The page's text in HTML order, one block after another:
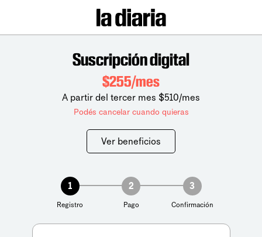
Suscripción digital
$255/mes
A partir del tercer mes $510/mes
Podés cancelar cuando quieras
Ver beneficios
1
Registro
2
Pago
3
Confirmación